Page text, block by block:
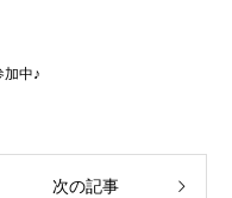
加中♪
次の記事